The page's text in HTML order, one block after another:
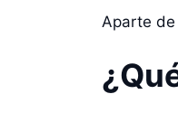
Aparte